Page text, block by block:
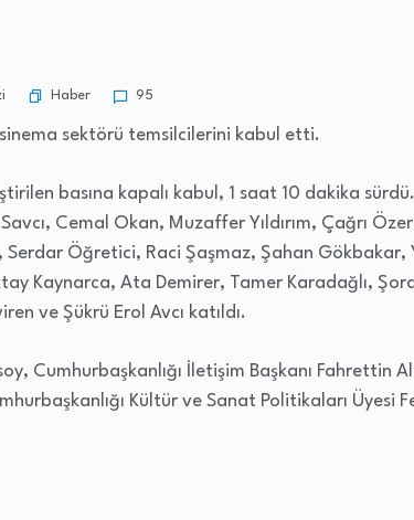
Haber 95
sektörü temsilcilerini kabul etti.
basına kapalı kabul, 1 saat 10 dakika sürdü.
Cemal Okan, Muzaffer Yıldırım, Çağrı
Öğretici, Raci Şaşmaz, Şahan Gökbakar,
Kaynarca, Ata Demirer, Tamer Karadağlı,
ve Şükrü Erol Avcı katıldı.
Cumhurbaşkanlığı İletişim Başkanı Fahrettin
Kültür ve Sanat Politikaları Üyesi